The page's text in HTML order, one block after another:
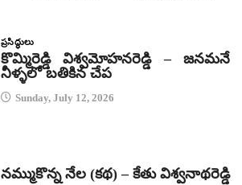
ప్రసిద్ధులు
కొమ్మిరెడ్డి విశ్వమోహనరెడ్డి – జనమనే
నీళ్ళలో బతికిన చేప
Sunday, July 12, 2026
నమ్ముకొన్న నేల (కథ) – కేతు విశ్వనాథరెడ్డి